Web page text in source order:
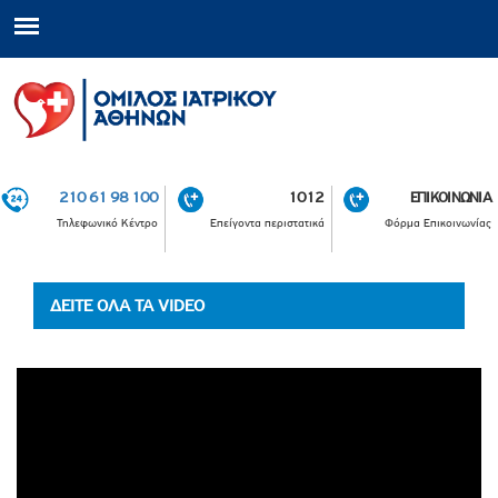
210 61 98 100
Τηλεφωνικό Κέντρο
1012
Επείγοντα περιστατικά
ΕΠΙΚΟΙΝΩΝΙΑ
Φόρμα Επικοινωνίας
ΔΕΙΤΕ ΟΛΑ ΤΑ VIDEO